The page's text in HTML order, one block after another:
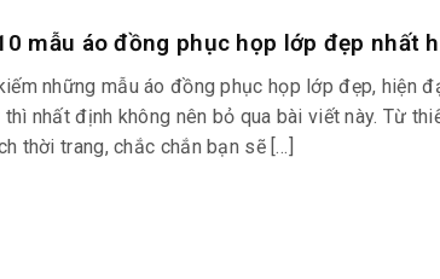
mẫu áo đồng phục họp lớp đẹp nhất
những mẫu áo đồng phục họp lớp đẹp, hiện
thì nhất định không nên bỏ qua bài viết này. Từ
thời trang, chắc chắn bạn sẽ […]